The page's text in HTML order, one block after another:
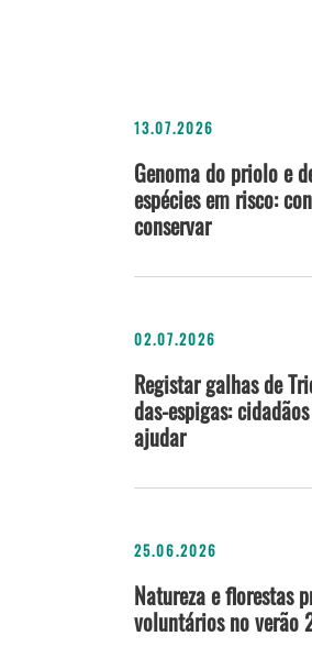
13.07.2026
Genoma do priolo e
espécies em risco:
conservar
02.07.2026
Registar galhas de
das-espigas:
ajudar
25.06.2026
Natureza e florestas
voluntários no verão